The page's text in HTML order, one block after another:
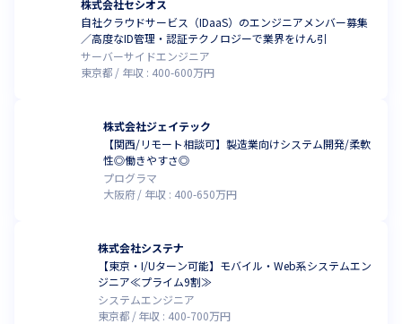
株式会社セシオス
自社クラウドサービス（IDaaS）のエンジニアメンバー募集
／高度なID管理・認証テクノロジーで業界をけん引
サーバーサイドエンジニア
東京都
年収 : 400-600万円
株式会社ジェイテック
【関西/リモート相談可】製造業向けシステム開発/柔軟
性◎働きやすさ◎
プログラマ
大阪府
年収 : 400-650万円
株式会社システナ
【東京・I/Uターン可能】モバイル・Web系システムエン
ジニア≪プライム9割≫
システムエンジニア
東京都
年収 : 400-700万円